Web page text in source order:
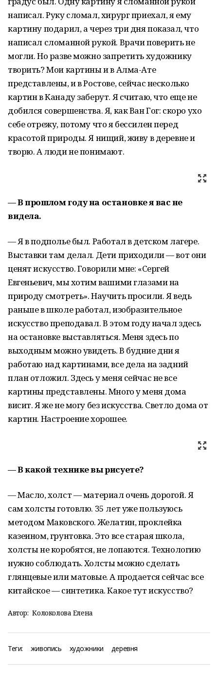
написал. Руку сломал, хирург приехал, я ему
картину подарил, а через три дня показал, что
написал сломанной рукой. Врачи поверить не
могли. Но разве можно запретить художнику
творить? Мои картины и в Алма-Ате
представлены, и в Ростове, сейчас несколько
картин в Канаду заберут. Я считаю, что еще не
добился совершенства. Я, как Ван Гог: скоро ухо
себе отрежу, потому что я бессилен перед
красотой природы. Я нищий, живу в деревне и
творю. А люди не понимают.
— В прошлом году на остановке я вас не
видела.
— Я в подполье был. Работал в детском лагере.
Выставки там делал. Дети приходили — вот они
ценят искусство. Говорили мне: «Сергей
Евгеньевич, мы хотим вашими глазами на
природу смотреть». Научить просили. Я ведь
раньше в школе работал, изобразительное
искусство преподавал. В этом году начал здесь
на остановке выставляться. Меня здесь по
выходным можно увидеть. В будние дни я
работаю над картинами, все дела на задний
план отложил. Здесь у меня сейчас не все
картины представлены. Много у меня дома
висит. Я же не могу без искусства. Светло дома от
картин. Настроение хорошее.
— В какой технике вы рисуете?
— Масло, холст — материал очень дорогой. Я
сам холсты готовлю. 35 лет уже пользуюсь
методом Маковского. Желатин, проклейка
казеином, грунтовка. Это все старая школа,
холсты не коробятся, не лопаются. Технологию
нужно соблюдать. Холсты можно сделать
глянцевые или матовые. А продается сейчас все
китайское — синтетика. Какое тут искусство?
Автор: Колоколова Елена
Теги: живопись художники деревня